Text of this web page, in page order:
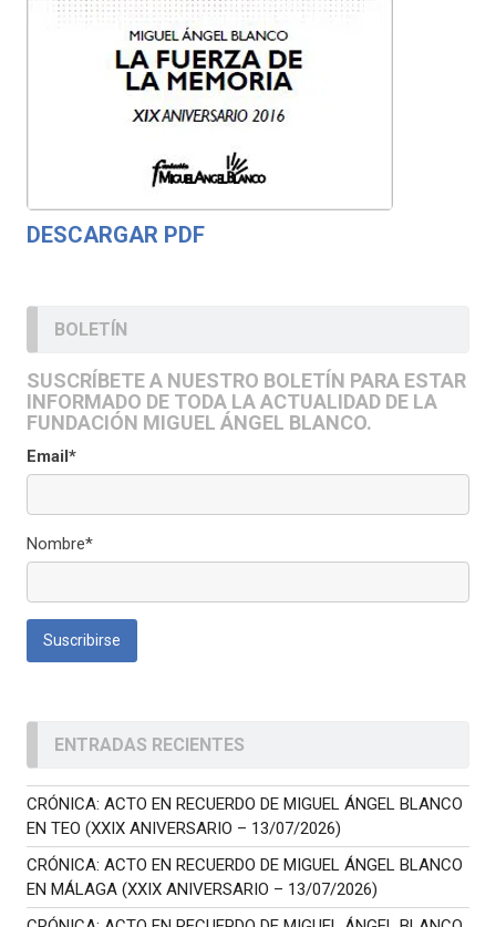
DESCARGAR PDF
BOLETÍN
SUSCRÍBETE A NUESTRO BOLETÍN PARA ESTAR
INFORMADO DE TODA LA ACTUALIDAD DE LA
FUNDACIÓN MIGUEL ÁNGEL BLANCO.
Email*
Nombre*
ENTRADAS RECIENTES
CRÓNICA: ACTO EN RECUERDO DE MIGUEL ÁNGEL BLANCO
EN TEO (XXIX ANIVERSARIO – 13/07/2026)
CRÓNICA: ACTO EN RECUERDO DE MIGUEL ÁNGEL BLANCO
EN MÁLAGA (XXIX ANIVERSARIO – 13/07/2026)